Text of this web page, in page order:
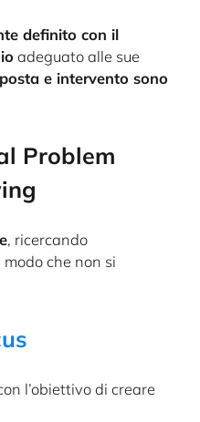
definito con il
adeguato alle sue
e intervento sono
Problem
, ricercando
che non si
l’obiettivo di creare